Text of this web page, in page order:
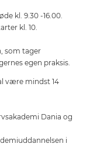
kl. 9.30 -16.00.
kl. 10.
som tager
egen praksis.
være mindst 14
Dania og
i